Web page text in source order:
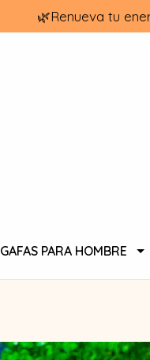
🌿Renueva tu
GAFAS PARA HOMBRE